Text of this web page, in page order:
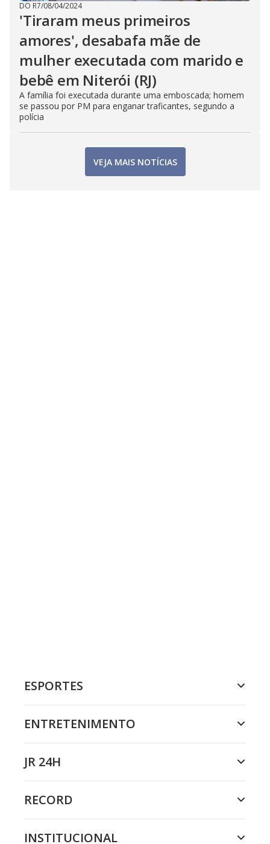
DO R7/08/04/2024
'Tiraram meus primeiros
amores', desabafa mãe de
mulher executada com marido e
bebê em Niterói (RJ)
A família foi executada durante uma emboscada; homem
se passou por PM para enganar traficantes, segundo a
polícia
VEJA MAIS NOTÍCIAS
ESPORTES
ENTRETENIMENTO
JR 24H
RECORD
INSTITUCIONAL